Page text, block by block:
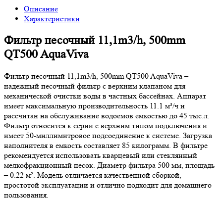
Описание
Характеристики
Фильтр песочный 11,1m3/h, 500mm
QT500 AquaViva
Фильтр песочный 11,1m3/h, 500mm QT500 AquaViva –
надежный песочный фильтр с верхним клапаном для
механической очистки воды в частных бассейнах. Аппарат
имеет максимальную производительность 11.1 м³/ч и
рассчитан на обслуживание водоемов емкостью до 45 тыс.л.
Фильтр относится к серии с верхним типом подключения и
имеет 50-миллимитровое подсоединение к системе. Загрузка
наполнителя в емкость составляет 85 килограмм. В фильтре
рекомендуется использовать кварцевый или стеклянный
мелкофракционный песок. Диаметр фильтра 500 мм, площадь
– 0.22 м². Модель отличается качественной сборкой,
простотой эксплуатации и отлично подходит для домашнего
пользования.